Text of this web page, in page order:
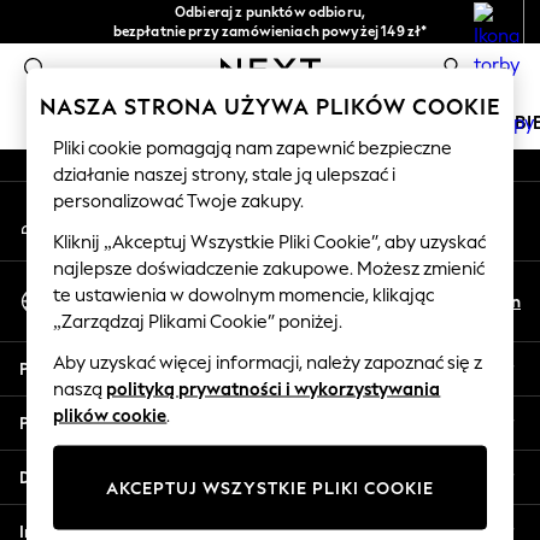
Odbieraj z punktów odbioru,
bezpłatnie przy zamówieniach powyżej 149 zł*
Łatwe zwroty*
0
HOLIDAY SHOP
Women's Holiday Shop
All Swimwear
All Beachwear
Bags & Accessories
Beach Dresses & Kaftans
Dresses
Flip Flops
Sliders
Jumpsuits & Playsuits
Sandals
Shorts
An error occurred on client
Nasze media społecznościowe
Moje konto
Zaloguj się na swoje konto
Wybierz Język
Polski
En
Pomoc
Prywatność i zasady prawne
Działy
Inne usługi
NASZA STRONA UŻYWA PLIKÓW COOKIE
Pliki cookie pomagają nam zapewnić bezpieczne
działanie naszej strony, stale ją ulepszać i
personalizować Twoje zakupy.
Kliknij „Akceptuj Wszystkie Pliki Cookie”, aby uzyskać
najlepsze doświadczenie zakupowe. Możesz zmienić
te ustawienia w dowolnym momencie, klikając
„Zarządzaj Plikami Cookie” poniżej.
Aby uzyskać więcej informacji, należy zapoznać się z
naszą polityką prywatności i wykorzystywania
plików cookie.
AKCEPTUJ WSZYSTKIE PLIKI COOKIE